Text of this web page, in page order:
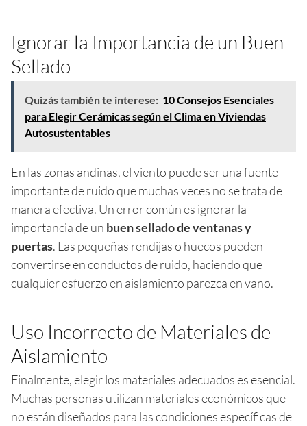
Ignorar la Importancia de un Buen
Sellado
Quizás también te interese: 10 Consejos Esenciales
para Elegir Cerámicas según el Clima en Viviendas
Autosustentables
En las zonas andinas, el viento puede ser una fuente
importante de ruido que muchas veces no se trata de
manera efectiva. Un error común es ignorar la
importancia de un buen sellado de ventanas y
puertas. Las pequeñas rendijas o huecos pueden
convertirse en conductos de ruido, haciendo que
cualquier esfuerzo en aislamiento parezca en vano.
Uso Incorrecto de Materiales de
Aislamiento
Finalmente, elegir los materiales adecuados es esencial.
Muchas personas utilizan materiales económicos que
no están diseñados para las condiciones específicas de